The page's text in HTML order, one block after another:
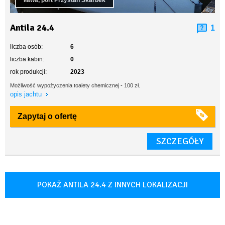
Antila 24.4 1
liczba osób:
6
liczba kabin:
0
rok produkcji:
2023
Możliwość wypożyczenia toalety chemicznej - 100 zł.
opis jachtu
Zapytaj o ofertę
SZCZEGÓŁY
POKAŻ ANTILA 24.4 Z INNYCH LOKALIZACJI